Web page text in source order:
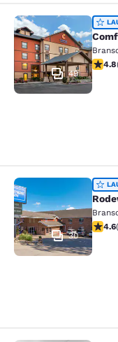
Comfort Inn
49
4.764.8(
Rodeway
30
4.624.6(